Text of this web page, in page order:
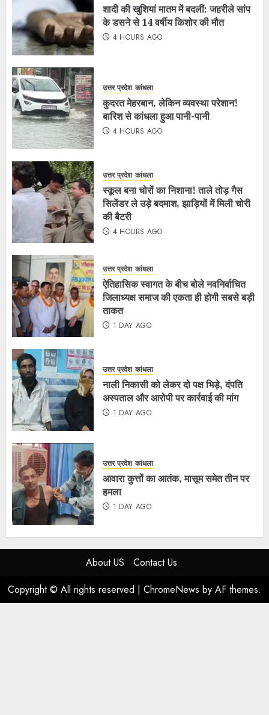
शादी की खुशियां मातम में बदलीं: जहरीले सांप
के डसने से 14 वर्षीय किशोर की मौत
4 HOURS AGO
उत्तर प्रदेश कांधला
कुदरत मेहरबान, लेकिन व्यवस्था परेशान!
बारिश से कांधला हुआ पानी-पानी
4 HOURS AGO
उत्तर प्रदेश कांधला
स्कूल बना चोरों का निशाना! ताले तोड़ गैस
सिलेंडर ले उड़े बदमाश, झाड़ियों में मिली चोरी
की बैटरी
4 HOURS AGO
उत्तर प्रदेश कांधला
ऐतिहासिक स्वागत के बीच बोले नवनिर्वाचित
जिलाध्यक्ष समाज की एकता ही होगी सबसे बड़ी
ताकत
1 DAY AGO
उत्तर प्रदेश कांधला
नाली निकासी को लेकर दो पक्ष भिड़े, दंपति
अस्पताल और आरोपी पर कार्रवाई की मांग
1 DAY AGO
उत्तर प्रदेश कांधला
आवारा कुत्तों का आतंक, मासूम समेत तीन पर
हमला
1 DAY AGO
About US
Contact Us
Copyright © All rights reserved | ChromeNews by AF themes.